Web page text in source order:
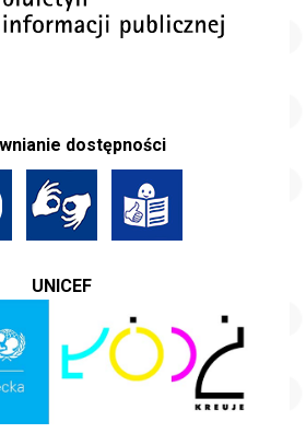
dostępności
UNICEF